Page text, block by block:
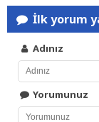
İlk yorum
Adınız
Yorumunuz